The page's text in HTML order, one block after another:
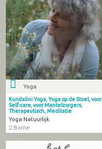
Yoga
Kundalini Yoga, Yoga op de Stoel, voor
Self-care, voor Mantelzorgers,
Therapeutisch, Meditatie
Yoga Natuurlijk
Borne